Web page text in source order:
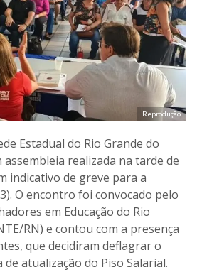
Reprodução
Estadual do Rio Grande do
realizada na tarde de
indicativo de greve para a
O encontro foi convocado pelo
em Educação do Rio
RN) e contou com a presença
que decidiram deflagrar o
atualização do Piso Salarial.